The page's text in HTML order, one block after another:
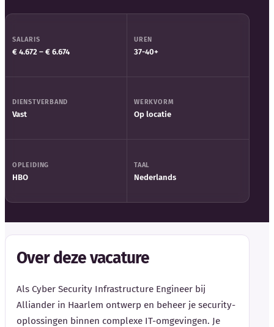
SALARIS
€ 4.672 – € 6.674
UREN
37-40+
DIENSTVERBAND
Vast
WERKVORM
Op locatie
OPLEIDING
HBO
TAAL
Nederlands
Over deze vacature
Als Cyber Security Infrastructure Engineer bij
Alliander in Haarlem ontwerp en beheer je security-
oplossingen binnen complexe IT-omgevingen. Je